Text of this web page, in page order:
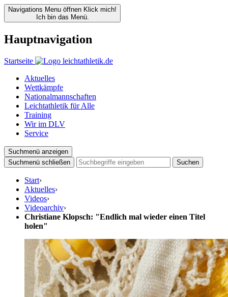
Navigations Menu öffnen Klick mich!
Ich bin das Menü.
Hauptnavigation
Startseite
Aktuelles
Wettkämpfe
Nationalmannschaften
Leichtathletik für Alle
Training
Wir im DLV
Service
Suchmenü anzeigen
Suchmenü schließen
Suchen
Start›
Aktuelles›
Videos›
Videoarchiv›
Christiane Klopsch: "Endlich mal wieder einen Titel
holen"